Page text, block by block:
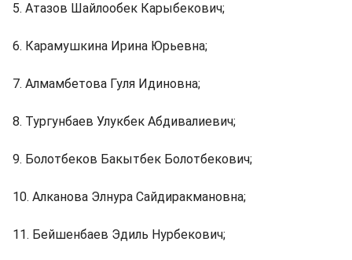
5. Атазов Шайлообек Карыбекович;
6. Карамушкина Ирина Юрьевна;
7. Алмамбетова Гуля Идиновна;
8. Тургунбаев Улукбек Абдивалиевич;
9. Болотбеков Бакытбек Болотбекович;
10. Алканова Элнура Сайдиракмановна;
11. Бейшенбаев Эдиль Нурбекович;